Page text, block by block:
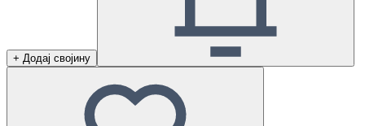
+ Додај својину